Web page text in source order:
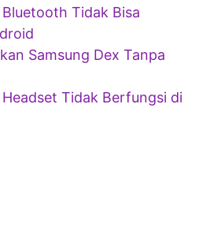
Tidak Bisa
Samsung Dex Tanpa
Tidak Berfungsi di